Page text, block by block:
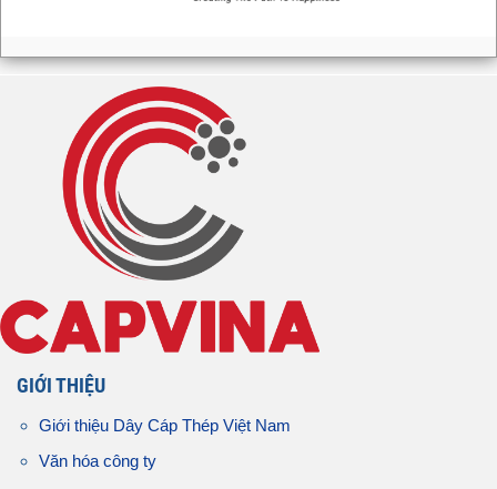
GIỚI THIỆU
Giới thiệu Dây Cáp Thép Việt Nam
Văn hóa công ty